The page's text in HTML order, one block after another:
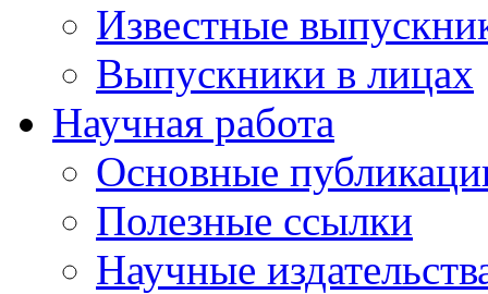
Известные
Выпускники в лицах
Научная работа
Основные
Полезные ссылки
Научные